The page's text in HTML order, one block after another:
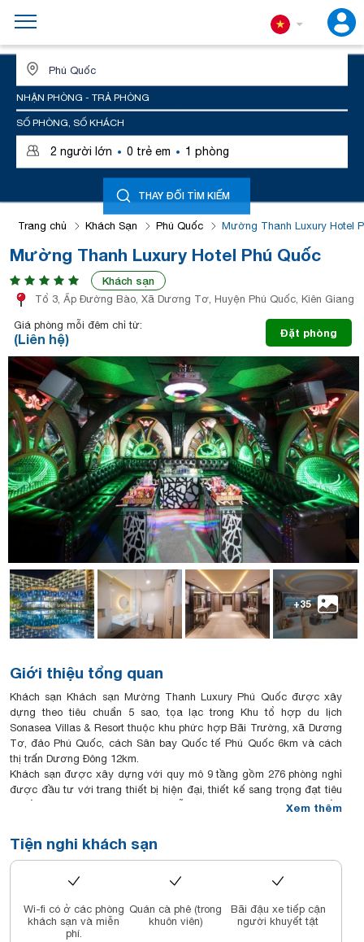
NHẬN PHÒNG - TRẢ PHÒNG
SỐ PHÒNG, SỐ KHÁCH
2 người lớn · 0 trẻ em · 1 phòng
THAY ĐỔI TÌM KIẾM
Trang chủ Khách Sạn Phú Quốc Mường Thanh Luxury Hotel
Mường Thanh Luxury Hotel Phú Quốc
Khách sạn
Tổ 3, Ấp Đường Bào, Xã Dương Tơ, Huyện Phú Quốc, Kiên Giang
Giá phòng mỗi đêm chỉ từ:
(Liên hệ) Đặt phòng
+35
Giới thiệu tổng quan
Khách sạn Khách sạn Mường Thanh Luxury Phú Quốc được xây
dựng theo tiêu chuẩn 5 sao, tọa lạc trong Khu tổ hợp du lịch
Sonasea Villas & Resort thuộc khu phức hợp Bãi Trường, xã Dương
Tơ, đảo Phú Quốc, cách Sân bay Quốc tế Phú Quốc 6km và cách
thị trấn Dương Đông 12km.
Khách sạn được xây dựng với quy mô 9 tầng gồm 276 phòng nghỉ
được đầu tư với trang thiết bị hiện đại, thiết kế sang trọng đạt tiêu
chuẩn 5 sao. Bên cạnh đó là chuỗi nhà hàng chuyên phục vụ ẩm
thực vùng biển. Phòng tiệc, hội nghị hiện đại với sức chứa từ 40 –
450 khách. Khu vui chơi giải trí, chăm sóc sức khoẻ, Spa, Karaoke,
Bar - Café và Hồ bơi thông minh, sân tennis...cùng với đội ngũ nhân
viên phục vụ chuyên nghiệp, nhiệt tình và giàu lòng mến khách.
dưỡng đẳng cấp và sang trọng cho khách du lịch trong và ngoài
nước khi đến với đảo ngọc Phú Quốc.
Xem thêm
Tiện nghi khách sạn
Wi-fi có ở các phòng
khách sạn và miễn
phí.
Quán cà phê (trong
khuôn viên)
Bãi đậu xe tiếp cận
người khuyết tật